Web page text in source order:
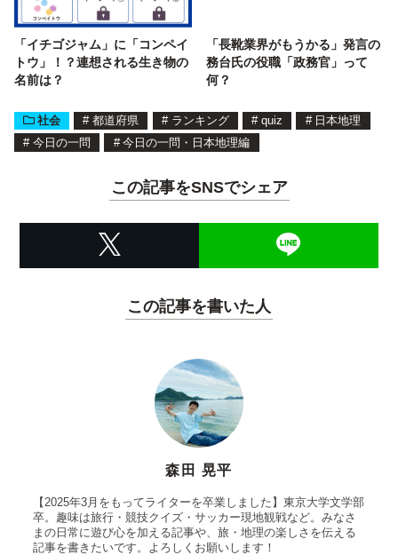
「イチゴジャム」に「コンペイ
トウ」！？連想される生き物の
名前は？
「長靴業界がもうかる」発言の
務台氏の役職「政務官」って
何？
社会 # 都道府県 # ランキング # quiz # 日本地理
# 今日の一問 # 今日の一問・日本地理編
この記事をSNSでシェア
この記事を書いた人
森田 晃平
【2025年3月をもってライターを卒業しました】東京大学文学部
卒。趣味は旅行・競技クイズ・サッカー現地観戦など。みなさ
まの日常に遊び心を加える記事や、旅・地理の楽しさを伝える
記事を書きたいです。よろしくお願いします！